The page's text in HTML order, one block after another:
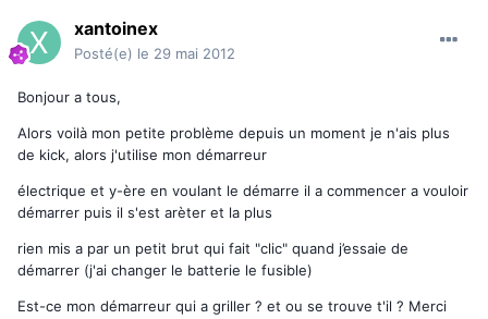
xantoinex
Posté(e) le 29 mai 2012
Bonjour a tous,
Alors voilà mon petite problème depuis un moment je n'ais plus
de kick, alors j'utilise mon démarreur
électrique et y-ère en voulant le démarre il a commencer a vouloir
démarrer puis il s'est arèter et la plus
rien mis a par un petit brut qui fait "clic" quand j’essaie de
démarrer (j'ai changer le batterie le fusible)
Est-ce mon démarreur qui a griller ? et ou se trouve t'il ? Merci